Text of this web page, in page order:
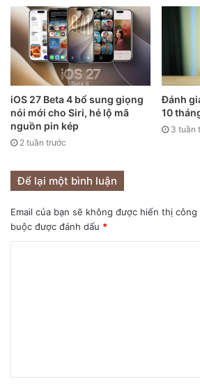
iOS 27 Beta 4 bổ sung giọng
nói mới cho Siri, hé lộ mã
nguồn pin kép
2 tuần trước
Đánh
10
3 tuần
Để lại một bình luận
Email của bạn sẽ không được hiển thị công
buộc được đánh dấu *